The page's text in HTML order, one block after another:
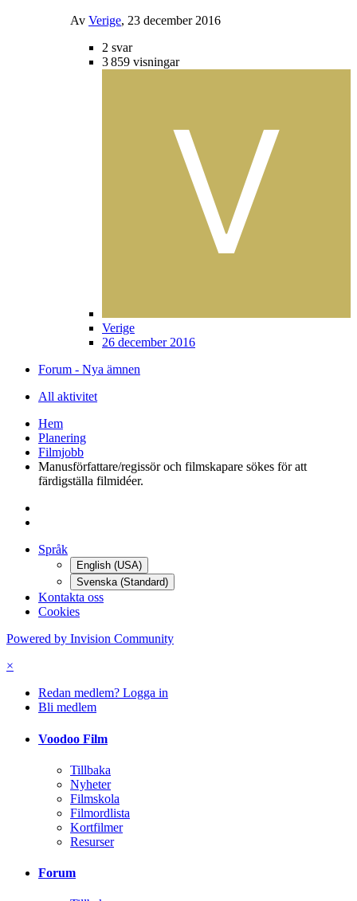
Av Verige, 23 december 2016
2 svar
3 859 visningar
Verige
26 december 2016
Forum - Nya ämnen
All aktivitet
Hem
Planering
Filmjobb
Manusförfattare/regissör och filmskapare sökes för att
färdigställa filmidéer.
Språk
English (USA)
Svenska (Standard)
Kontakta oss
Cookies
Powered by Invision Community
×
Redan medlem? Logga in
Bli medlem
Voodoo Film
Tillbaka
Nyheter
Filmskola
Filmordlista
Kortfilmer
Resurser
Forum